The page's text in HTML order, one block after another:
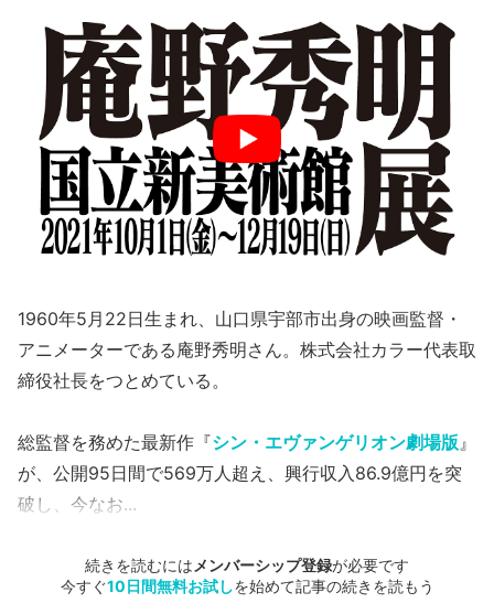
1960年5月22日生まれ、山口県宇部市出身の映画監督・
アニメーターである庵野秀明さん。株式会社カラー代表取
締役社長をつとめている。
総監督を務めた最新作『シン・エヴァンゲリオン劇場版』
が、公開95日間で569万人超え、興行収入86.9億円を突
破し、今なお...
続きを読むには メンバーシップ登録が必要です
今すぐ10日間無料お試しを始めて記事の続きを読もう